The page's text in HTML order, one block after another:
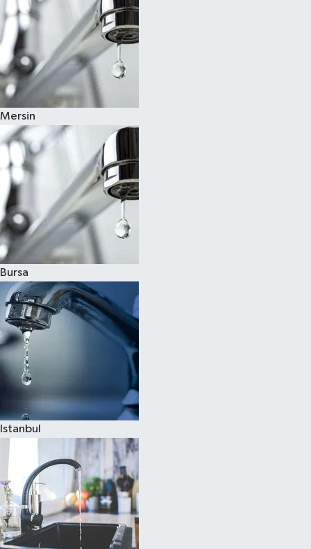
Mersin
Bursa
Istanbul